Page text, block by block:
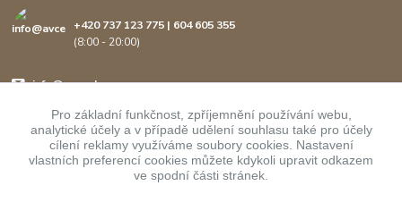
+420 737 123 775 | 604 605 355
(8:00 - 20:00)
info@avcenter.cz
Pro základní funkčnost, zpříjemnění používání webu,
analytické účely a v případě udělení souhlasu také pro účely
cílení reklamy využíváme soubory cookies. Nastavení
vlastních preferencí cookies můžete kdykoli upravit odkazem
ve spodní části stránek.